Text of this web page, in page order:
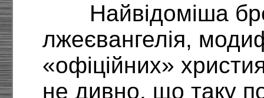
Найвідоміша
лжеєвангелія,
«офіційних»
не дивно, що таку